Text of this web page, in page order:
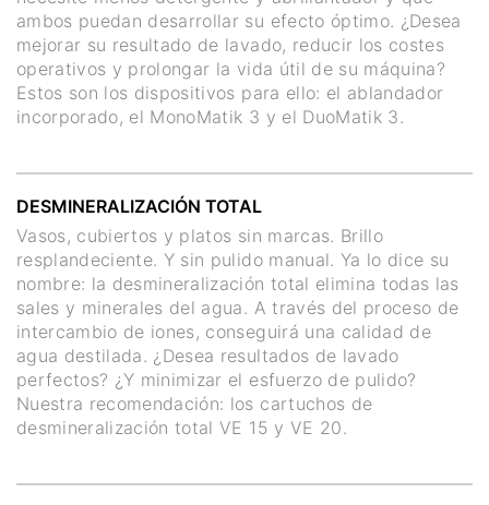
ambos puedan desarrollar su efecto óptimo. ¿Desea
mejorar su resultado de lavado, reducir los costes
operativos y prolongar la vida útil de su máquina?
Estos son los dispositivos para ello: el ablandador
incorporado, el MonoMatik 3 y el DuoMatik 3.
DESMINERALIZACIÓN TOTAL
Vasos, cubiertos y platos sin marcas. Brillo
resplandeciente. Y sin pulido manual. Ya lo dice su
nombre: la desmineralización total elimina todas las
sales y minerales del agua. A través del proceso de
intercambio de iones, conseguirá una calidad de
agua destilada. ¿Desea resultados de lavado
perfectos? ¿Y minimizar el esfuerzo de pulido?
Nuestra recomendación: los cartuchos de
desmineralización total VE 15 y VE 20.